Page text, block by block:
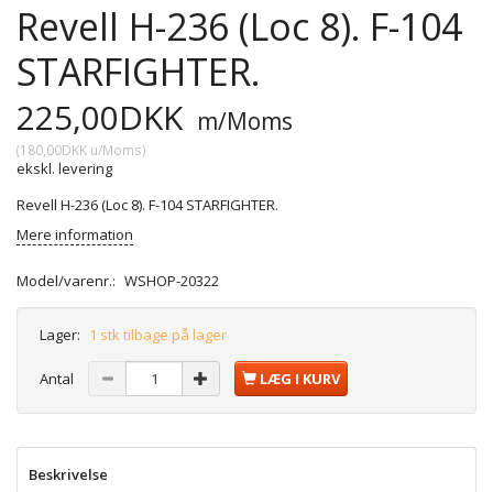
Revell H-236 (Loc 8). F-104
STARFIGHTER.
225,00DKK m/Moms
(180,00DKK u/Moms)
ekskl. levering
Revell H-236 (Loc 8). F-104 STARFIGHTER.
Mere information
Model/varenr.: WSHOP-20322
Lager: 1 stk tilbage på lager
Antal LÆG I KURV
Beskrivelse